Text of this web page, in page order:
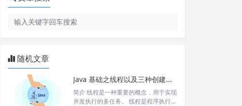
随机文章
Java 基础之线程以及三种创建线程的方式
简介 线程是一种重要的概念，用于实现
并发执行的多任务。 线程是程序执行的